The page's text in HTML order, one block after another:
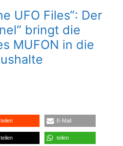
UFO Files“: Der
bringt die
MUFON in die
teilen E-Mail
teilen teilen